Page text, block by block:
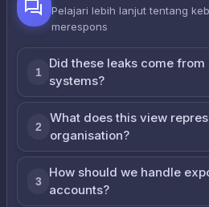
Pelajari lebih lanjut tentang
merespons
1
Did these leaks come
systems?
2
What does this view
organisation?
3
How should we handle
accounts?